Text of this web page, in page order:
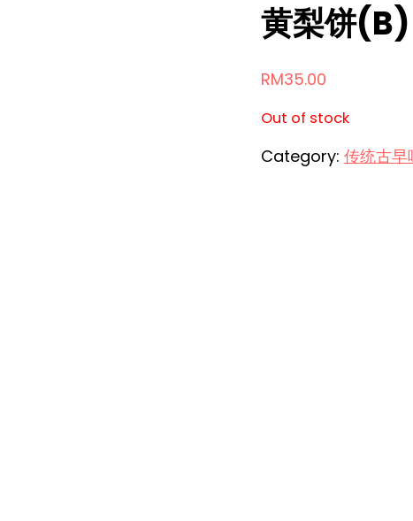
黄梨饼
RM35.00
Out of stock
Category: 传统古